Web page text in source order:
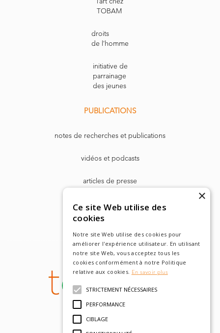
TOBAM
droits
de l’homme
initiative de
parrainage
des jeunes
PUBLICATIONS
notes de recherches et publications
vidéos et podcasts
articles de presse
Dr. Harry Markowitz
×
Ce site Web utilise des
cookies
Notre site Web utilise des cookies pour
améliorer l'expérience utilisateur. En utilisant
notre site Web, vous acceptez tous les
cookies conformément à notre Politique
relative aux cookies. En savoir plus
STRICTEMENT NÉCESSAIRES
PERFORMANCE
CIBLAGE